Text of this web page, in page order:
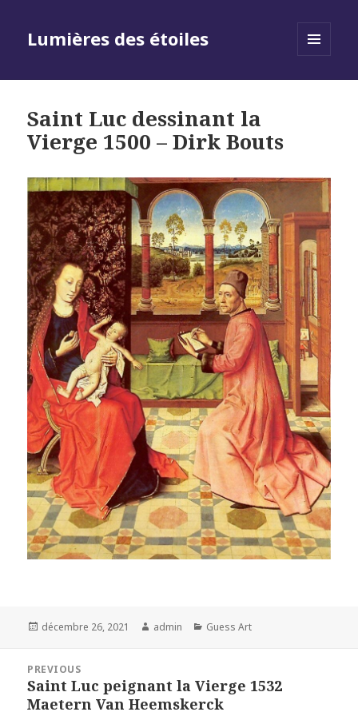
Lumières des étoiles
Saint Luc dessinant la
Vierge 1500 – Dirk Bouts
Posted
décembre 26, 2021 Author
admin Categories
Guess Art
l’article
PREVIOUS
Previous
post:
Saint Luc peignant la Vierge 1532
Maetern Van Heemskerck